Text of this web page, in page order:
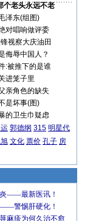
个老头永远不老
泽东(组图)
对唱响做评委
视察大庆油田
侮辱中国人？
:被推下的是谁
进笼子里
亲角色的缺失
是坏事(图)
的卫生巾疑虑
郭德纲 315 明星代
文化 票价 孔子 房